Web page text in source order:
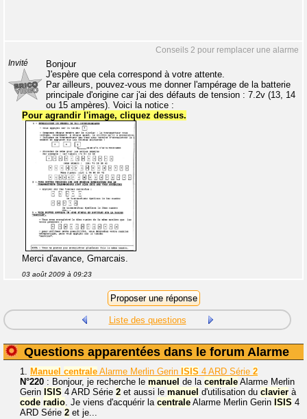
Conseils 2 pour remplacer une alarme
Invité
Bonjour
J'espère que cela correspond à votre attente.
Par ailleurs, pouvez-vous me donner l'ampérage de la batterie
principale d'origine car j'ai des défauts de tension : 7.2v (13, 14
ou 15 ampères). Voici la notice :
Pour agrandir l'image, cliquez dessus.
Merci d'avance, Gmarcais.
03 août 2009 à 09:23
Liste des questions
Questions apparentées dans le forum Alarme
1. Manuel centrale Alarme Merlin Gerin ISIS 4 ARD Série 2
N°220 : Bonjour, je recherche le manuel de la centrale Alarme Merlin
Gerin ISIS 4 ARD Série 2 et aussi le manuel d'utilisation du clavier à
code radio. Je viens d'acquérir la centrale Alarme Merlin Gerin ISIS 4
ARD Série 2 et je...